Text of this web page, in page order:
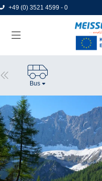
Direkt
zum
+49 (0) 3521 4599 - 0
Bus